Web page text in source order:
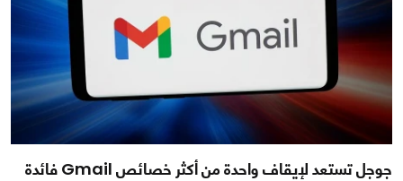
جوجل تستعد لإيقاف واحدة من أكثر خصائص Gmail فائدة